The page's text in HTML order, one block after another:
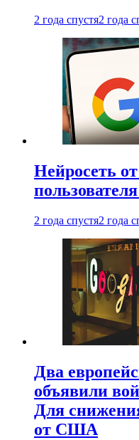
2 года спустя2 года
Нейросеть
2 года спустя2 года
Два
объявили
Для
от США